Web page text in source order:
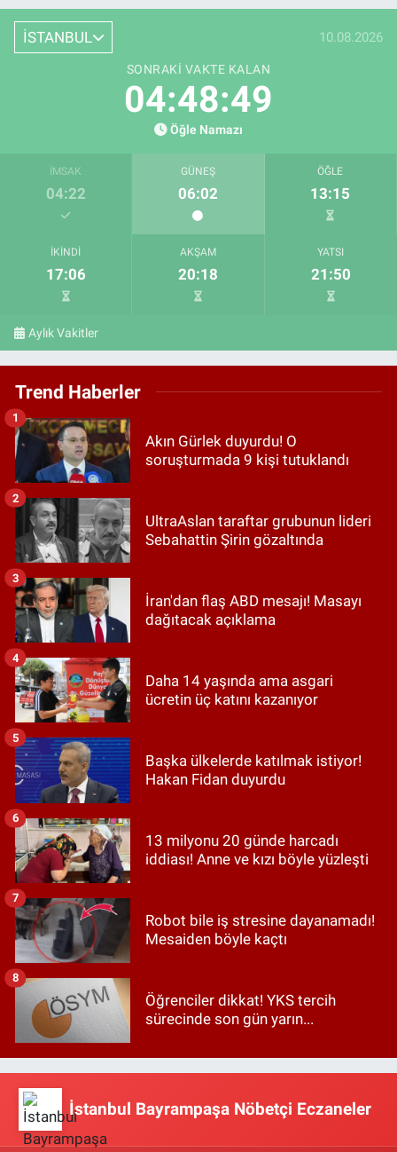
İSTANBUL 10.08.2026
SONRAKI VAKTE KALAN
04:48:48
Öğle Namazı
İMSAK
04:22
GÜNEŞ
06:02
ÖĞLE
13:15
İKINDI
17:06
AKŞAM
20:18
YATSI
21:50
Aylık Vakitler
Trend Haberler
Akın Gürlek duyurdu! O
soruşturmada 9 kişi tutuklandı
1
UltraAslan taraftar grubunun lideri
Sebahattin Şirin gözaltında
2
İran'dan flaş ABD mesajı! Masayı
dağıtacak açıklama
3
Daha 14 yaşında ama asgari
ücretin üç katını kazanıyor
4
Başka ülkelerde katılmak istiyor!
Hakan Fidan duyurdu
5
13 milyonu 20 günde harcadı
iddiası! Anne ve kızı böyle yüzleşti
6
Robot bile iş stresine dayanamadı!
Mesaiden böyle kaçtı
7
Öğrenciler dikkat! YKS tercih
sürecinde son gün yarın...
8
İstanbul Bayrampaşa Nöbetçi Eczaneler